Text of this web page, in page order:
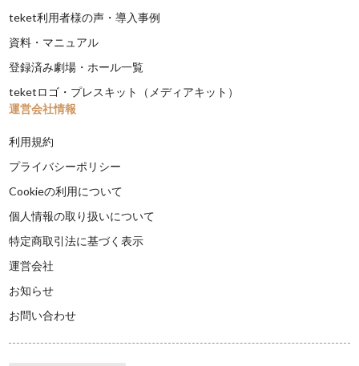
teket利用者様の声・導入事例
資料・マニュアル
登録済み劇場・ホール一覧
teketロゴ・プレスキット（メディアキット）
運営会社情報
利用規約
プライバシーポリシー
Cookieの利用について
個人情報の取り扱いについて
特定商取引法に基づく表示
運営会社
お知らせ
お問い合わせ